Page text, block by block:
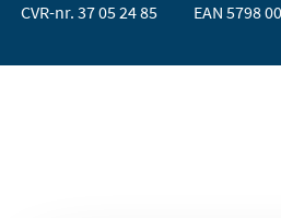
CVR-nr. 37 05 24 85 EAN 5798